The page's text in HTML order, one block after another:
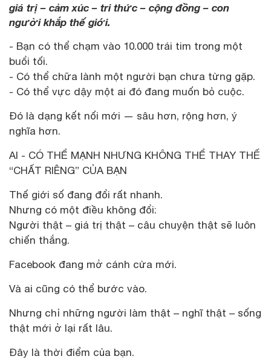
giá trị – cảm xúc – tri thức – cộng đồng – con
người khắp thế giới.
- Bạn có thể chạm vào 10.000 trái tim trong một
buổi tối.
- Có thể chữa lành một người bạn chưa từng gặp.
- Có thể vực dậy một ai đó đang muốn bỏ cuộc.
Đó là dạng kết nối mới — sâu hơn, rộng hơn, ý
nghĩa hơn.
AI - CÓ THỂ MẠNH NHƯNG KHÔNG THỂ THAY THẾ
“CHẤT RIÊNG” CỦA BẠN
Thế giới số đang đổi rất nhanh.
Nhưng có một điều không đổi:
Người thật – giá trị thật – câu chuyện thật sẽ luôn
chiến thắng.
Facebook đang mở cánh cửa mới.
Và ai cũng có thể bước vào.
Nhưng chỉ những người làm thật – nghĩ thật – sống
thật mới ở lại rất lâu.
Đây là thời điểm của bạn.